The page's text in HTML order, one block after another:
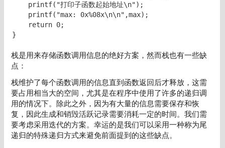
    printf("打印子函数起始地址\n");
    printf("max: 0x%08x\n\n",max);
    return 0;
}
栈是用来存储函数调用信息的绝好方案，然而栈也有一些缺
点：
栈维护了每个函数调用的信息直到函数返回后才释放，这需
要占用相当大的空间，尤其是在程序中使用了许多的递归调
用的情况下。除此之外，因为有大量的信息需要保存和恢
复，因此生成和销毁活跃记录需要消耗一定的时间。我们需
要考虑采用迭代的方案。幸运的是我们可以采用一种称为尾
递归的特殊递归方式来避免前面提到的这些缺点。